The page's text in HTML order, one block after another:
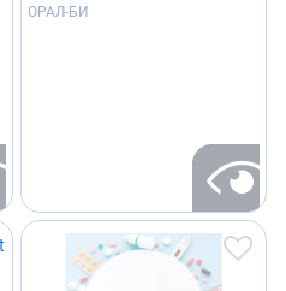
ОРАЛ-БИ